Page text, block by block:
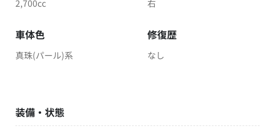
2,700cc 右
車体色
真珠(パール)系
修復歴
なし
装備・状態